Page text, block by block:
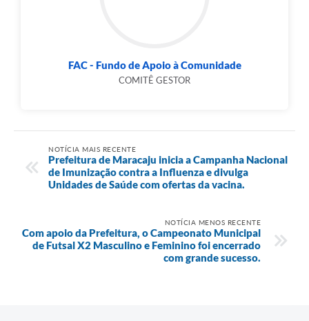
FAC - Fundo de Apoio à Comunidade
COMITÊ GESTOR
NOTÍCIA MAIS RECENTE
Prefeitura de Maracaju inicia a Campanha Nacional
de Imunização contra a Influenza e divulga
Unidades de Saúde com ofertas da vacina.
NOTÍCIA MENOS RECENTE
Com apoio da Prefeitura, o Campeonato Municipal
de Futsal X2 Masculino e Feminino foi encerrado
com grande sucesso.